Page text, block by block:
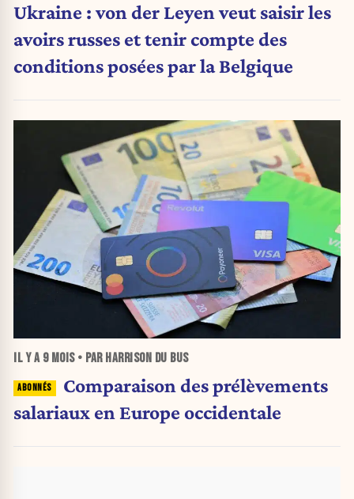
Ukraine : von der Leyen veut saisir les
avoirs russes et tenir compte des
conditions posées par la Belgique
IL Y A 9 MOIS• PAR HARRISON DU BUS
Comparaison des prélèvements
salariaux en Europe occidentale